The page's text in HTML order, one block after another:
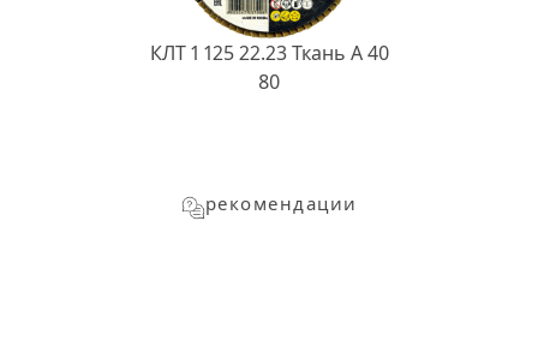
КЛТ 1 125 22.23 Ткань A 40
80
рекомендации